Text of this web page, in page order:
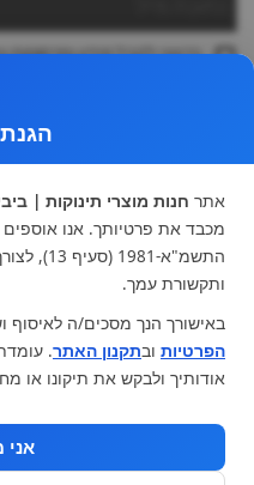
ברצוני לקבל מידע
עגלות וטיולונים
ריהוט לתינוקות
צעצועי ילדים
הנקה והאכלה
מוצרי אמבטיה
מוזמנים לבקר אותנו:
אתר חנות מוצרי תינוקות |
מכבד את פרטיותך. אנו
התשמ"א-
ותקשורת עמך.
באישורך הנך מסכים/ה לאיסוף
הפרטיות ובתקנון האתר.
אודותיך ולבקש את תיקונו או